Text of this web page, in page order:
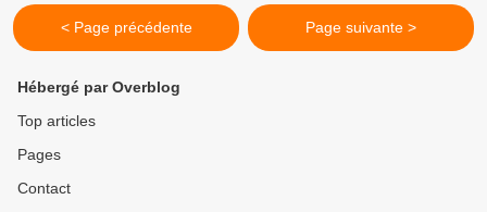
< Page précédente Page suivante >
Hébergé par Overblog
Top articles
Pages
Contact